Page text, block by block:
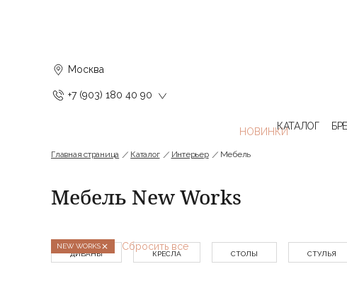
Москва
+7 (903) 180 40 90
КАТАЛОГ
Главная страница Каталог Интерьер Мебель
Мебель New Works
NEW WORKS Сбросить все
ДИВАНЫ КРЕСЛА CТОЛЫ СТУЛЬЯ